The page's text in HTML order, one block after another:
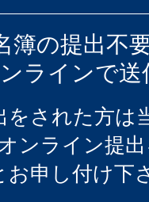
簿の提出不
ラインで
された方は
ンライン提
お申し付け下